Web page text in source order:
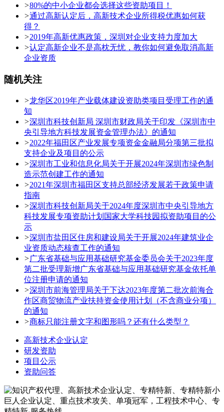
>80%的中小企业都会选择这些资助项目！
>通过高新认定后，高新技术企业所得税优惠如何获
得？
>2019年高新优惠政策，深圳对企业支持力度加大
>认定高新企业不是高枕无忧，教你如何避免取消高新
企业资质
随机关注
>龙华区2019年产业载体建设资助类项目受理工作的通
知
>深圳市科技创新局 深圳市财政局关于印发《深圳市中
央引导地方科技发展资金管理办法》的通知
>2022年福田区产业发展专项资金金融局分项第三批拟
支持企业及项目的公示
>深圳市工业和信息化局关于开展2024年深圳市绿色制
造示范创建工作的通知
>2021年深圳市福田区支持总部经济发展若干政策申请
指南
>深圳市科技创新局关于2024年度深圳市中央引导地方
科技发展专项资助计划国家大学科技园拟资助项目的公
示
>深圳市盐田区住房和建设局关于开展2024年建筑业企
业资质动态核查工作的通知
>广东省基础与应用基础研究基金委员会关于2023年度
第二批受理新增广东省基础与应用基础研究基金依托单
位注册申请的通知
>深圳市前海管理局关于下达2023年度第二批次前海合
作区商贸物流产业扶持资金使用计划（不含商业分项）
的通知
>商标只能注册文字和图形吗？还有什么类型？
高新技术企业认定
研发资助
项目公示
资助问答